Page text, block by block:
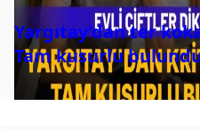
Yargıtay’dan ter
Tam kusurlu